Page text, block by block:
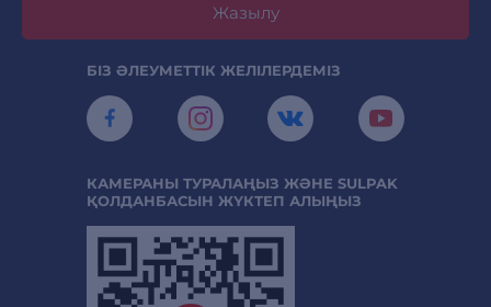
Жазылу
БІЗ ӘЛЕУМЕТТІК ЖЕЛІЛЕРДЕМІЗ
КАМЕРАНЫ ТУРАЛАҢЫЗ ЖӘНЕ SULPAK
ҚОЛДАНБАСЫН ЖҮКТЕП АЛЫҢЫЗ